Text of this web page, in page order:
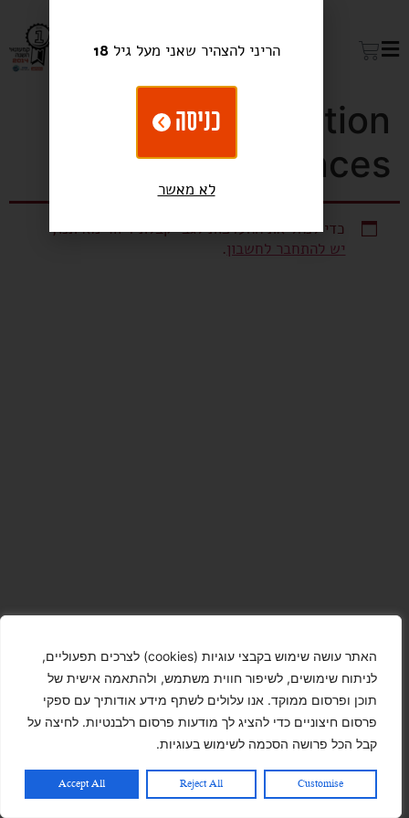
האתר עושה שימוש בקבצי עוגיות (cookies) לצרכים תפעוליים,
לניתוח שימושים, לשיפור חווית משתמש, ולהתאמה אישית של
תוכן ופרסום ממוקד. אנו עלולים לשתף מידע אודותיך עם ספקי
פרסום חיצוניים כדי להציג לך מודעות פרסום רלבנטיות. לחיצה על
קבל הכל פרושה הסכמה לשימוש בעוגיות.
Customise
Reject All
Accept All
Communication
preferences
כדי לנהל את ההעדפות לגבי קבלת דיוור מאיתנו,
⁩יש להתחבר לחשבון⁦⁩.
הריני להצהיר שאני מעל גיל18
כניסה
לא מאשר